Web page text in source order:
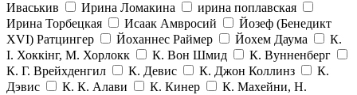
Иваськив
Ирина Ломакина
ирина поплавская
Ирина Торбецкая
Исаак Амвросий
Йозеф (Бенедикт
ХVI) Ратцингер
Йоханнес Раймер Йохем Даума
К.
І. Хоккінг, М. Хорлокк
К. Вон Шмид
К. Вунненберг
К. Г. Врейхденгил
К. Девис К. Джон Коллинз
К.
Дэвис
К. К. Алави К. Кинер
К. Махейни, Н.